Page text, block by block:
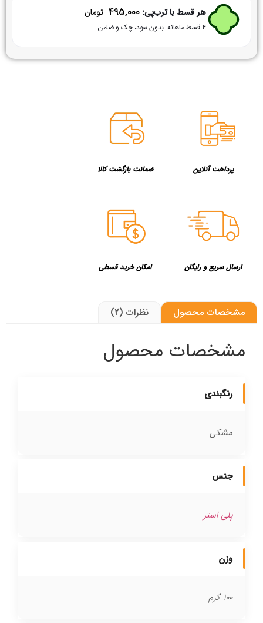
هر قسط با ترب‌پی: 495,000 تومان
۴ قسط ماهانه. بدون سود، چک و ضامن.
پرداخت آنلاین ضمانت بازگشت کالا
ارسال سریع و رایگان امکان خرید قسطی
مشخصات محصول نظرات (2)
مشخصات محصول
رنگبندی
مشکی
جنس
پلی استر
وزن
100 گرم